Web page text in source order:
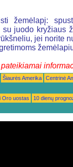
žemėlapį:
juodo kryžiaus
jei norite
Šiaurės Amerika Centrinė
Oro uostas 10 dienų